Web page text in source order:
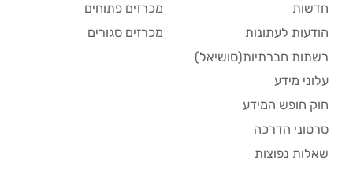
חדשות
הודעות לעתונות
רשתות חברתיות(סושיאל)
עלוני מידע
חוק חופש המידע
סרטוני הדרכה
שאלות נפוצות
מכרזים פתוחים
מכרזים סגורים